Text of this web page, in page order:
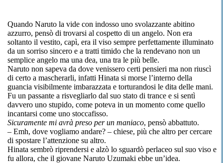
Quando Naruto la vide con indosso uno svolazzante abitino
azzurro, pensò di trovarsi al cospetto di un angelo. Non era
soltanto il vestito, capì, era il viso sempre perfettamente illuminato
da un sorriso sincero e a tratti timido che la rendevano non un
semplice angelo ma una dea, una tra le più belle.
Naruto non sapeva da dove venissero certi pensieri ma non riuscì
di certo a mascherarli, infatti Hinata si morse l’interno della
guancia visibilmente imbarazzata e torturandosi le dita delle mani.
Fu un passante a risvegliarlo dal suo stato di trance e si sentì
davvero uno stupido, come poteva in un momento come quello
incantarsi come uno stoccafisso.
Sicuramente mi avrà preso per un maniaco, pensò abbattuto.
– Emh, dove vogliamo andare? – chiese, più che altro per cercare
di spostare l’attenzione su altro.
Hinata sembrò riprendersi e alzò lo sguardò perlaceo sul suo viso e
fu allora, che il giovane Naruto Uzumaki ebbe un’idea.